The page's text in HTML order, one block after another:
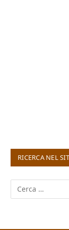
RICERCA NEL